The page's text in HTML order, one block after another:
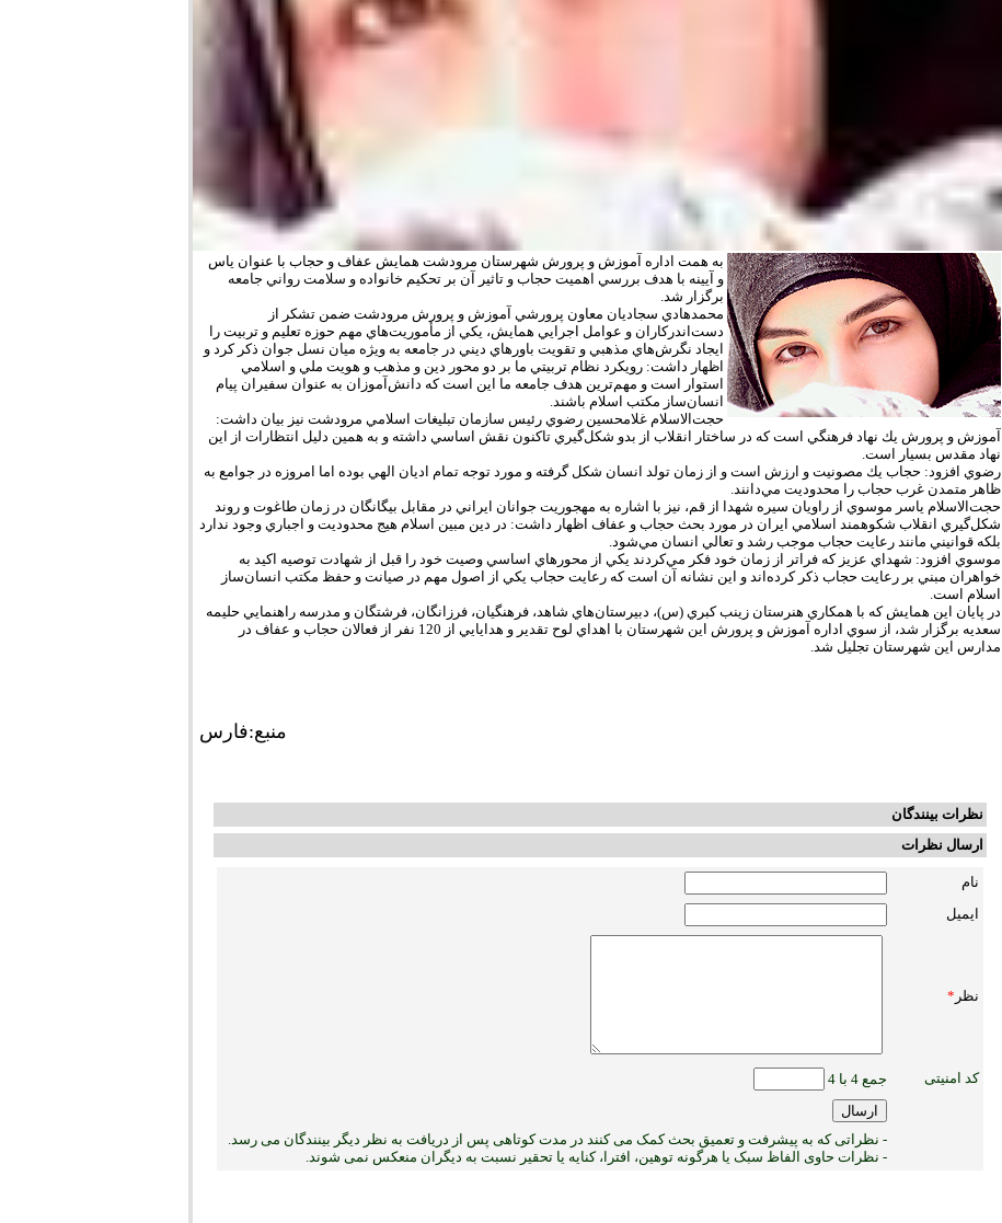
به همت اداره آموزش و پرورش شهرستان مرودشت همايش عفاف و حجاب با عنوان ياس
و آيينه با هدف بررسي اهميت حجاب و تاثير آن بر تحكيم خانواده و سلامت رواني جامعه
برگزار شد.
محمدهادي سجاديان معاون پرورشي آموزش و پرورش مرودشت ضمن تشكر از
دست‌اندركاران و عوامل اجرايي همايش، يكي از مأموريت‌هاي مهم حوزه تعليم و تربيت را
ايجاد نگرش‌هاي مذهبي و تقويت باورهاي ديني در جامعه به ويژه ميان نسل جوان ذكر كرد و
اظهار داشت: رويكرد نظام تربيتي ما بر دو محور دين و مذهب و هويت ملي و اسلامي
استوار است و مهم‌ترين هدف جامعه ما اين است كه دانش‌آموزان به عنوان سفيران پيام
انسان‌ساز مكتب اسلام باشند.
حجت‌الاسلام غلامحسين رضوي رئيس سازمان تبليغات اسلامي مرودشت نيز بيان داشت:
آموزش و پرورش يك نهاد فرهنگي است كه در ساختار انقلاب از بدو شكل‌گيري تاكنون نقش اساسي داشته و به همين دليل انتظارات از اين
نهاد مقدس بسيار است.
رضوي افزود: حجاب يك مصونيت و ارزش است و از زمان تولد انسان شكل گرفته و مورد توجه تمام اديان الهي بوده اما امروزه در جوامع به
ظاهر متمدن غرب حجاب را محدوديت مي‌دانند.
حجت‌الاسلام ياسر موسوي از راويان سيره شهدا از قم، نيز با اشاره به مهجوريت جوانان ايراني در مقابل بيگانگان در زمان طاغوت و روند
شكل‌گيري انقلاب شكوهمند اسلامي ايران در مورد بحث حجاب و عفاف اظهار داشت: در دين مبين اسلام هيج محدوديت و اجباري وجود ندارد
بلكه قوانيني مانند رعايت حجاب موجب رشد و تعالي انسان مي‌شود.
موسوي افزود: شهداي عزيز كه فراتر از زمان خود فكر مي‌كردند يكي از محورهاي اساسي وصيت خود را قبل از شهادت توصيه اكيد به
خواهران مبني بر رعايت حجاب ذكر كرده‌اند و اين نشانه آن است كه رعايت حجاب يكي از اصول مهم در صيانت و حفظ مكتب انسان‌ساز
اسلام است.
در پايان اين همايش كه با همكاري هنرستان زينب كبري (س)، دبيرستان‌هاي شاهد، فرهنگيان، فرزانگان، فرشتگان و مدرسه راهنمايي حليمه
سعديه برگزار شد، از سوي اداره آموزش و پرورش اين شهرستان با اهداي لوح تقدير و هدايايي از 120 نفر از فعالان حجاب و عفاف در
مدارس اين شهرستان تجليل شد.
منبع:فارس
نظرات بینندگان
ارسال نظرات
نام
ایمیل
نظر *
کد امنیتی جمع 4 با 4
- نظراتی که به پیشرفت و تعمیق بحث کمک می کنند در مدت کوتاهی پس از دریافت به نظر دیگر بینندگان می رسد.
- نظرات حاوی الفاظ سبک یا هرگونه توهین، افترا، کنایه یا تحقیر نسبت به دیگران منعکس نمی ‏شوند.